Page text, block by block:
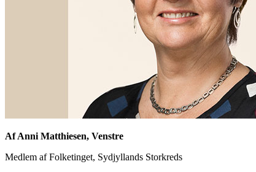
Af Anni Matthiesen, Venstre
Medlem af Folketinget, Sydjyllands Storkreds